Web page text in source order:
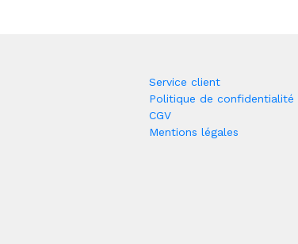
Service client
Politique de confidentialité
CGV
Mentions légales